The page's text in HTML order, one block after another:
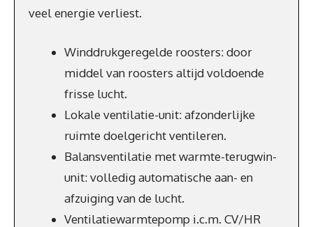
veel energie verliest.
Winddrukgeregelde roosters: door
middel van roosters altijd voldoende
frisse lucht.
Lokale ventilatie-unit: afzonderlijke
ruimte doelgericht ventileren.
Balansventilatie met warmte-terugwin-
unit: volledig automatische aan- en
afzuiging van de lucht.
Ventilatiewarmtepomp i.c.m. CV/HR